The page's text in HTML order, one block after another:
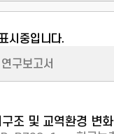
시중입니다.
연구보고서
조 및 교역환경 변